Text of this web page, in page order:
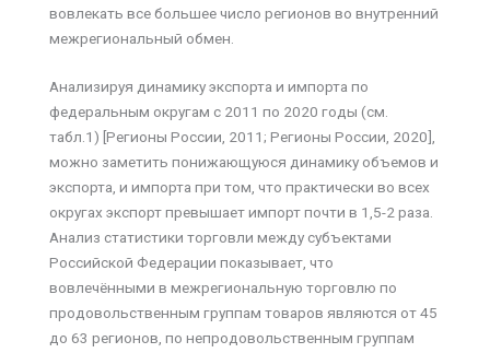
вовлекать все большее число регионов во внутренний
межрегиональный обмен.
Анализируя динамику экспорта и импорта по
федеральным округам с 2011 по 2020 годы (см.
табл.1) [Регионы России, 2011; Регионы России, 2020],
можно заметить понижающуюся динамику объемов и
экспорта, и импорта при том, что практически во всех
округах экспорт превышает импорт почти в 1,5-2 раза.
Анализ статистики торговли между субъектами
Российской Федерации показывает, что
вовлечёнными в межрегиональную торговлю по
продовольственным группам товаров являются от 45
до 63 регионов, по непродовольственным группам